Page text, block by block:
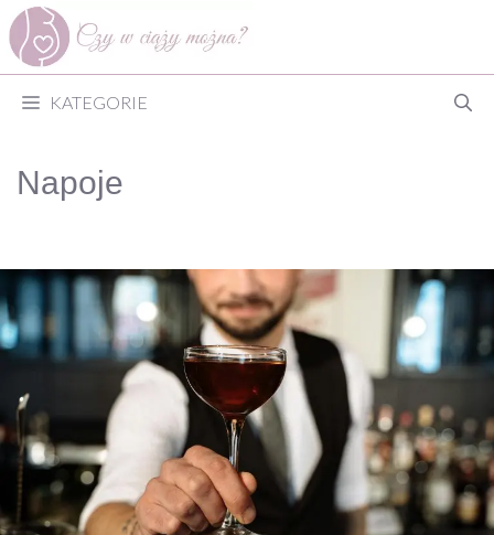
Przejdź
do
treści
KATEGORIE
Napoje